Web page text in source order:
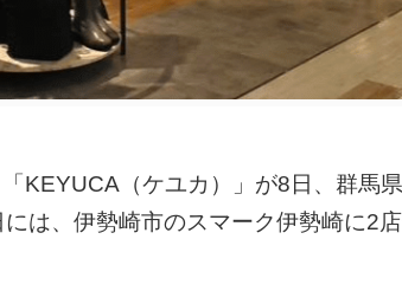
KEYUCA（ケユカ）」が8日、群馬
は、伊勢崎市のスマーク伊勢崎に2